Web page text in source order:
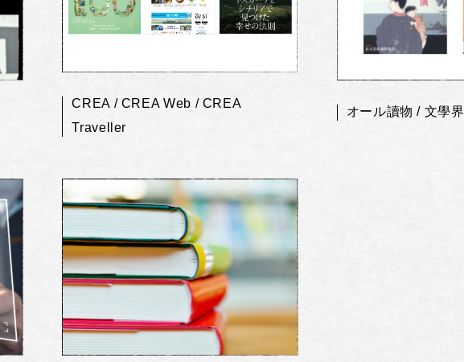
CREA / CREA Web / CREA
Traveller
オール讀物 / 文學界